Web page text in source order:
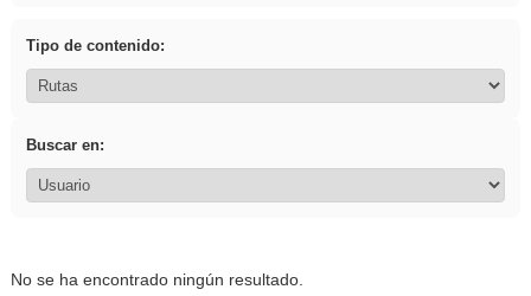
Tipo de contenido:
Buscar en:
No se ha encontrado ningún resultado.